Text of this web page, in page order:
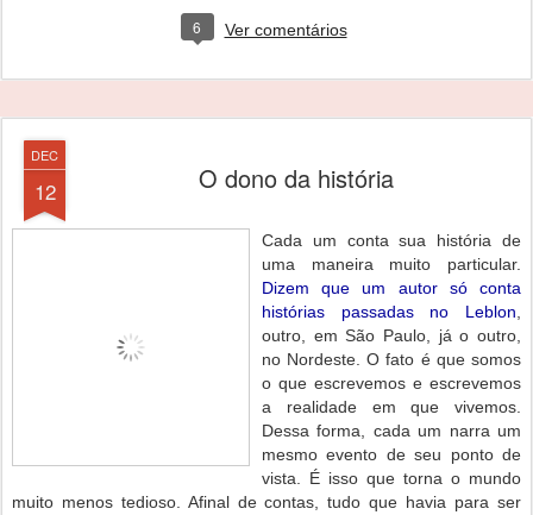
6 Ver comentários
DEC
12 O dono da história
Cada um conta sua história de
uma maneira muito particular.
Dizem que um autor só conta
histórias passadas no Leblon
outro, em São Paulo, já o outro,
no Nordeste. O fato é que somos
o que escrevemos e escrevemos
a realidade em que vivemos.
Dessa forma, cada um narra um
mesmo evento de seu ponto de
vista. É isso que torna o mundo
muito menos tedioso. Afinal de contas, tudo que havia para ser